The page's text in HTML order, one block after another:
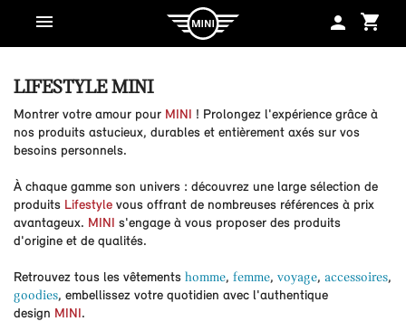
shopping_cart
person
LIFESTYLE MINI
Montrer votre amour pour MINI ! Prolongez l'expérience grâce à
nos produits astucieux, durables et entièrement axés sur vos
besoins personnels.
À chaque gamme son univers : découvrez une large sélection de
produits Lifestyle vous offrant de nombreuses références à prix
avantageux. MINI s'engage à vous proposer des produits
d'origine et de qualités.
Retrouvez tous les vêtements homme, femme, voyage, accessoires,
goodies, embellissez votre quotidien avec l'authentique
design MINI.